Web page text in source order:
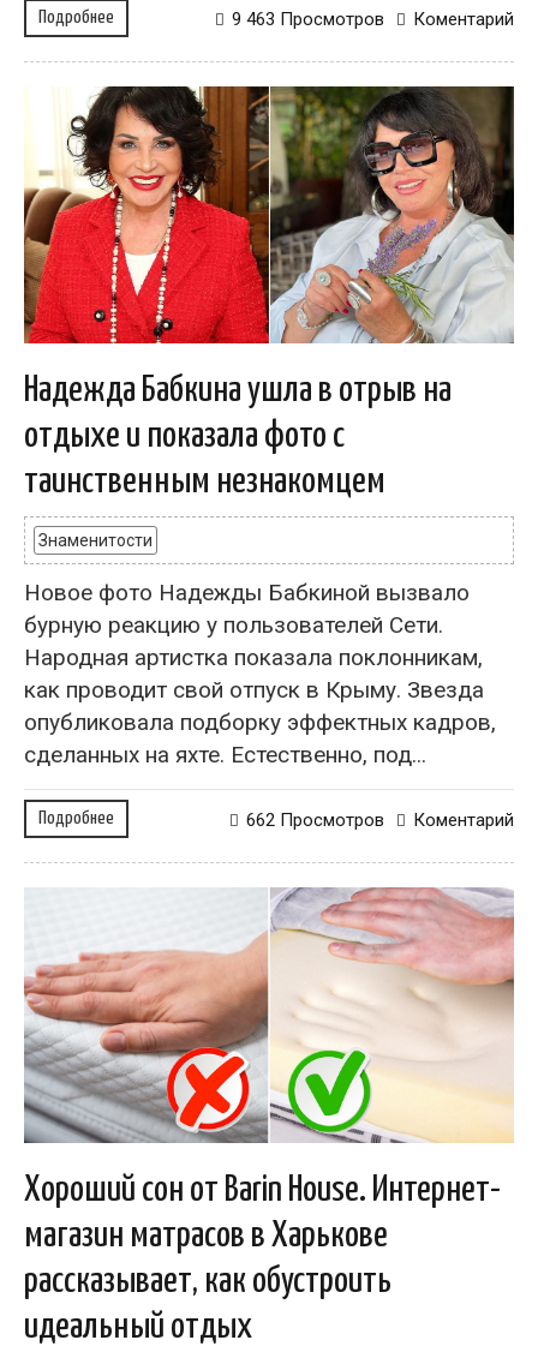
Подробнее Коментарий
9 463 Просмотров
Надежда Бабкина ушла в отрыв на
отдыхе и показала фото с
таинственным незнакомцем
Знаменитости
Новое фото Надежды Бабкиной вызвало
бурную реакцию у пользователей Сети.
Народная артистка показала поклонникам,
как проводит свой отпуск в Крыму. Звезда
опубликовала подборку эффектных кадров,
сделанных на яхте. Естественно, под...
Подробнее Коментарий
662 Просмотров
Хороший сон от Barin House. Интернет-
магазин матрасов в Харькове
рассказывает, как обустроить
идеальный отдых